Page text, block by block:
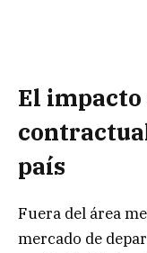
El
país
Fuera del área
mercado de